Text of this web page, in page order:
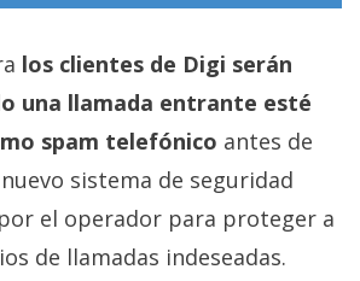
los clientes de Digi serán
una llamada entrante esté
spam telefónico antes de
sistema de seguridad
el operador para proteger a
de llamadas indeseadas.